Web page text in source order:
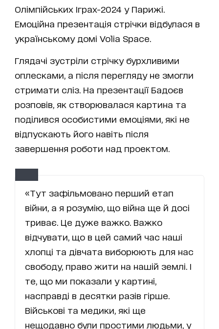
Олімпійських Іграх-2024 у Парижі.
Емоційна презентація стрічки відбулася в
українському домі Volia Space.
Глядачі зустріли стрічку бурхливими
оплесками, а після перегляду не змогли
стримати сліз. На презентації Бадоєв
розповів, як створювалася картина та
поділився особистими емоціями, які не
відпускають його навіть після
завершення роботи над проектом.
«Тут зафільмовано перший етап
війни, а я розумію, що війна ще й досі
триває. Це дуже важко. Важко
відчувати, що в цей самий час наші
хлопці та дівчата виборюють для нас
свободу, право жити на нашій землі. І
те, що ми показали у картині,
насправді в десятки разів гірше.
Військові та медики, які ще
нещодавно були простими людьми, у